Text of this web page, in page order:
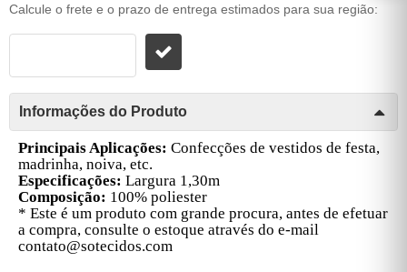
Calcule o frete e o prazo de entrega estimados para sua região:
Informações do Produto
Principais Aplicações: Confecções de vestidos de festa,
madrinha, noiva, etc.
Especificações: Largura 1,30m
Composição: 100% poliester
* Este é um produto com grande procura, antes de efetuar
a compra, consulte o estoque através do e-mail
contato@sotecidos.com